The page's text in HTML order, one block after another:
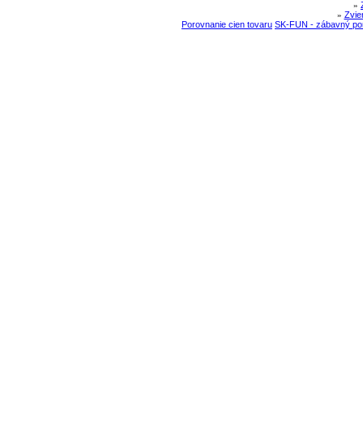
»
»
Porovnanie cien tovaru SK-FUN - zábavný